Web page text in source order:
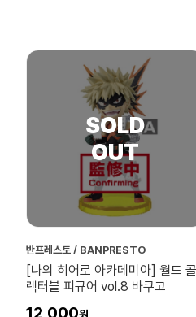
반프레스토 / BANPRESTO
[나의 히어로 아카데미아] 월드 콜
렉터블 피규어 vol.8 바쿠고
12,000